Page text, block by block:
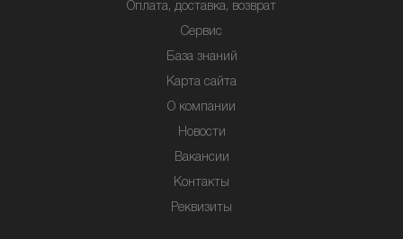
Оплата, доставка, возврат
Сервис
База знаний
Карта сайта
О компании
Новости
Вакансии
Контакты
Реквизиты